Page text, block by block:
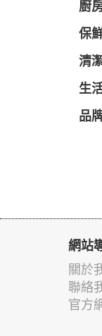
廚
保
清
生
品
網站
關於
聯絡
官方